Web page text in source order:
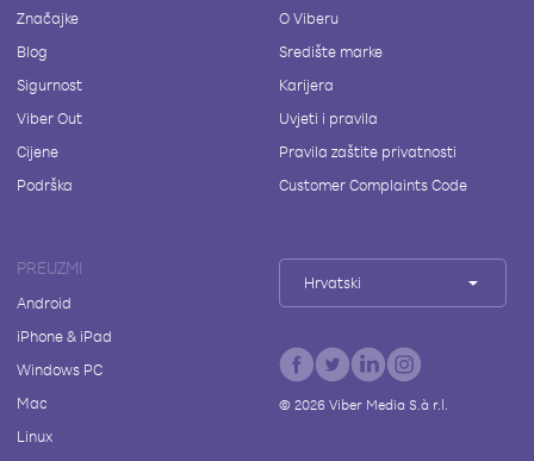
Značajke
Blog
Sigurnost
Viber Out
Cijene
Podrška
O Viberu
Središte marke
Karijera
Uvjeti i pravila
Pravila zaštite privatnosti
Customer Complaints Code
PREUZMI
Android
iPhone & iPad
Windows PC
Mac
Linux
Hrvatski
© 2026Viber Media S.à r.l.